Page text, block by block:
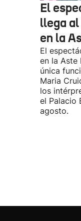
El
llega
en la
El
en la Aste
única
Maria
los
el Palacio
agosto.